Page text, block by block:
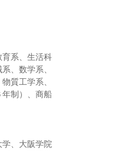
系、生活科
、数学系、
質工学系、
制）、商船
、大阪学院